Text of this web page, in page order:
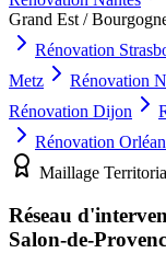
Grand Est /
Rénovation
Metz
Rénovation
Rénovation Dijon
Rénovation
Maillage
Réseau
Salon-de-